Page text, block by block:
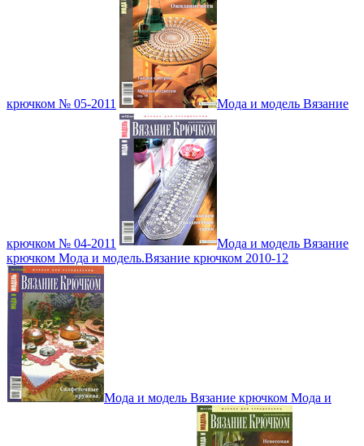
крючком № 05-2011 Мода и модель Вязание
крючком № 04-2011
Мода и модель Вязание
крючком Мода и модель.Вязание крючком 2010-12
Мода и модель Вязание крючком Мода и